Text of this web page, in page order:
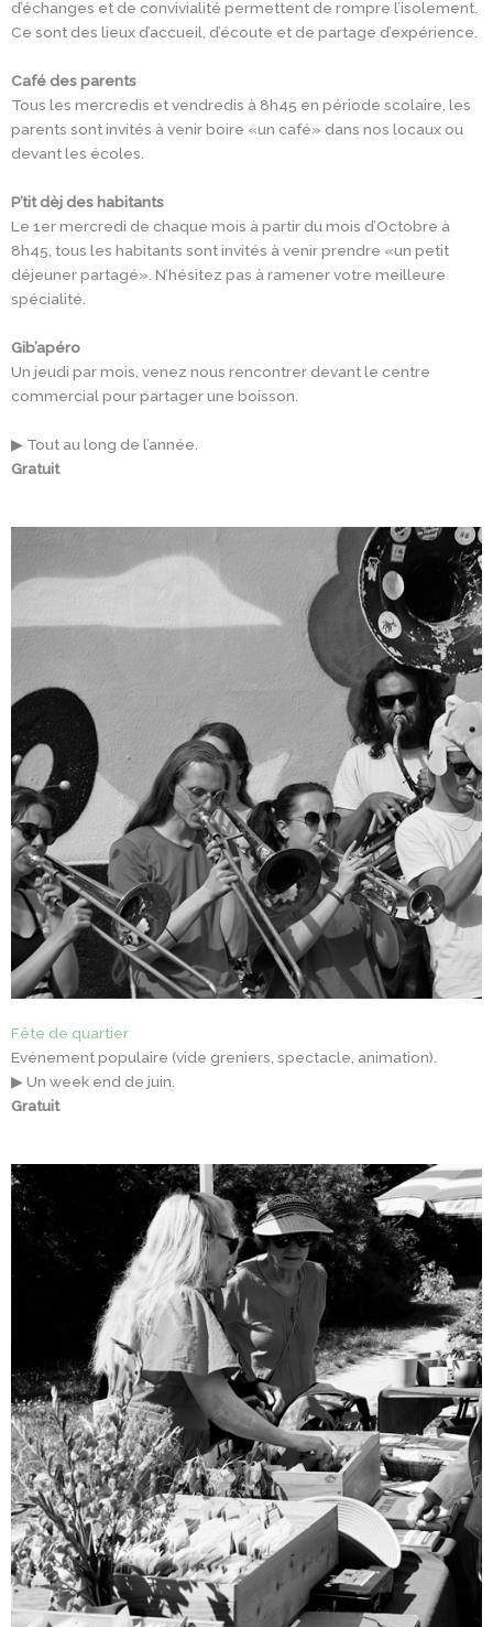
d’échanges et de convivialité permettent de rompre l’isolement.
Ce sont des lieux d’accueil, d’écoute et de partage d’expérience.
Café des parents
Tous les mercredis et vendredis à 8h45 en période scolaire, les
parents sont invités à venir boire «un café» dans nos locaux ou
devant les écoles.
P’tit dèj des habitants
Le 1er mercredi de chaque mois à partir du mois d’Octobre à
8h45, tous les habitants sont invités à venir prendre «un petit
déjeuner partagé». N’hésitez pas à ramener votre meilleure
spécialité.
Gib’apéro
Un jeudi par mois, venez nous rencontrer devant le centre
commercial pour partager une boisson.
▶ Tout au long de l’année.
Gratuit
Fête de quartier
Evénement populaire (vide greniers, spectacle, animation).
▶ Un week end de juin.
Gratuit